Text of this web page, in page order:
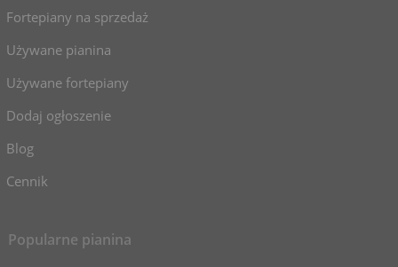
Fortepiany na sprzedaż
Używane pianina
Używane fortepiany
Dodaj ogłoszenie
Blog
Cennik
Popularne pianina